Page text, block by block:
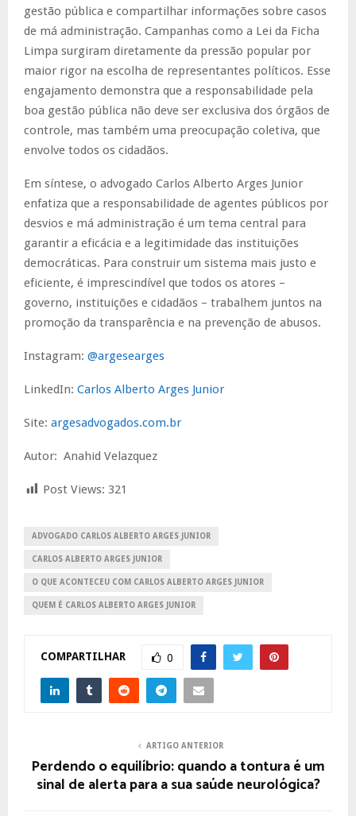
gestão pública e compartilhar informações sobre casos
de má administração. Campanhas como a Lei da Ficha
Limpa surgiram diretamente da pressão popular por
maior rigor na escolha de representantes políticos. Esse
engajamento demonstra que a responsabilidade pela
boa gestão pública não deve ser exclusiva dos órgãos de
controle, mas também uma preocupação coletiva, que
envolve todos os cidadãos.
Em síntese, o advogado Carlos Alberto Arges Junior
enfatiza que a responsabilidade de agentes públicos por
desvios e má administração é um tema central para
garantir a eficácia e a legitimidade das instituições
democráticas. Para construir um sistema mais justo e
eficiente, é imprescindível que todos os atores –
governo, instituições e cidadãos – trabalhem juntos na
promoção da transparência e na prevenção de abusos.
Instagram: @argesearges
LinkedIn: Carlos Alberto Arges Junior
Site: argesadvogados.com.br
Autor: Anahid Velazquez
Post Views: 321
ADVOGADO CARLOS ALBERTO ARGES JUNIOR
CARLOS ALBERTO ARGES JUNIOR
O QUE ACONTECEU COM CARLOS ALBERTO ARGES JUNIOR
QUEM É CARLOS ALBERTO ARGES JUNIOR
COMPARTILHAR 0
ARTIGO ANTERIOR
Perdendo o equilíbrio: quando a tontura é um
sinal de alerta para a sua saúde neurológica?